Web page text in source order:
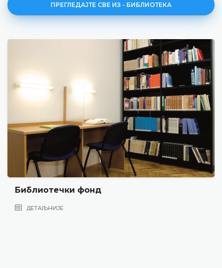
ПРЕГЛЕДАЈТЕ СВЕ ИЗ - БИБЛИОТЕКА
Библиотечки фонд
ДЕТАЉНИЈЕ